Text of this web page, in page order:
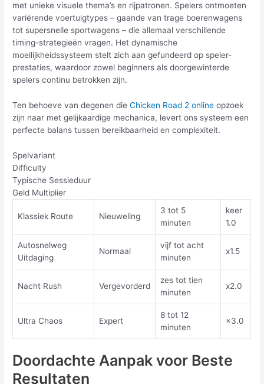
met unieke visuele thema’s en rijpatronen. Spelers ontmoeten
variërende voertuigtypes – gaande van trage boerenwagens
tot supersnelle sportwagens – die allemaal verschillende
timing-strategieën vragen. Het dynamische
moeilijkheidssysteem stelt zich aan gefundeerd op speler-
prestaties, waardoor zowel beginners als doorgewinterde
spelers continu betrokken zijn.
Ten behoeve van degenen dieСhicken Road 2 online opzoek
zijn naar met gelijkaardige mechanica, levert ons systeem een
perfecte balans tussen bereikbaarheid en complexiteit.
Spelvariant
Difficulty
Typische Sessieduur
Geld Multiplier
Klassiek Route Nieuweling
3 tot 5
minuten
keer
1.0
Autosnelweg
Uitdaging
Normaal
vijf tot acht
minuten
x1.5
Nacht Rush Vergevorderd
zes tot tien
minuten
x2.0
Ultra Chaos Expert
8 tot 12
minuten
×3.0
Doordachte Aanpak voor Beste
Resultaten